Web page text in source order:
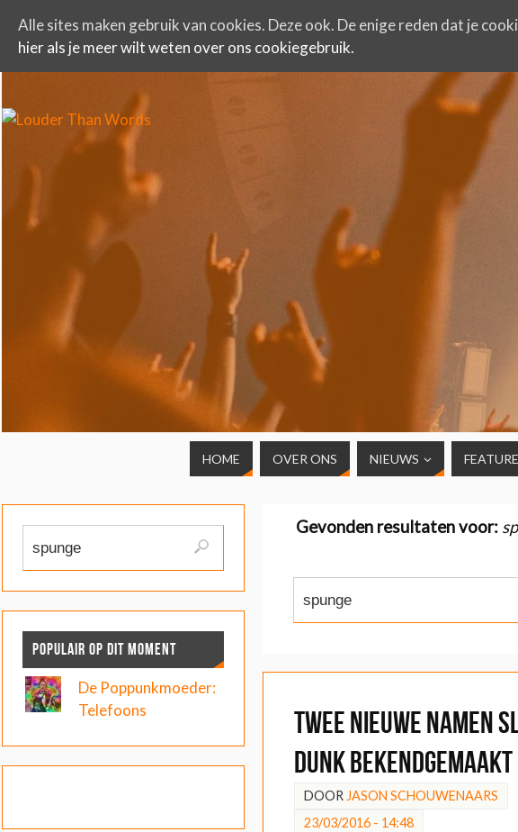
HOME OVER ONS NIEUWS
Gevonden resultaten voor:
Twee nieuwe namen
Dunk bekendgemaakt
DOORJASON SCHOUWENAARS
23/03/2016 - 14:48
POPULAIR OP DIT MOMENT
De Poppunkmoeder:
Telefoons
Alle sites maken gebruik van cookies. Deze ook. De enige reden dat je
hier als je meer wilt weten over ons cookiegebruik.